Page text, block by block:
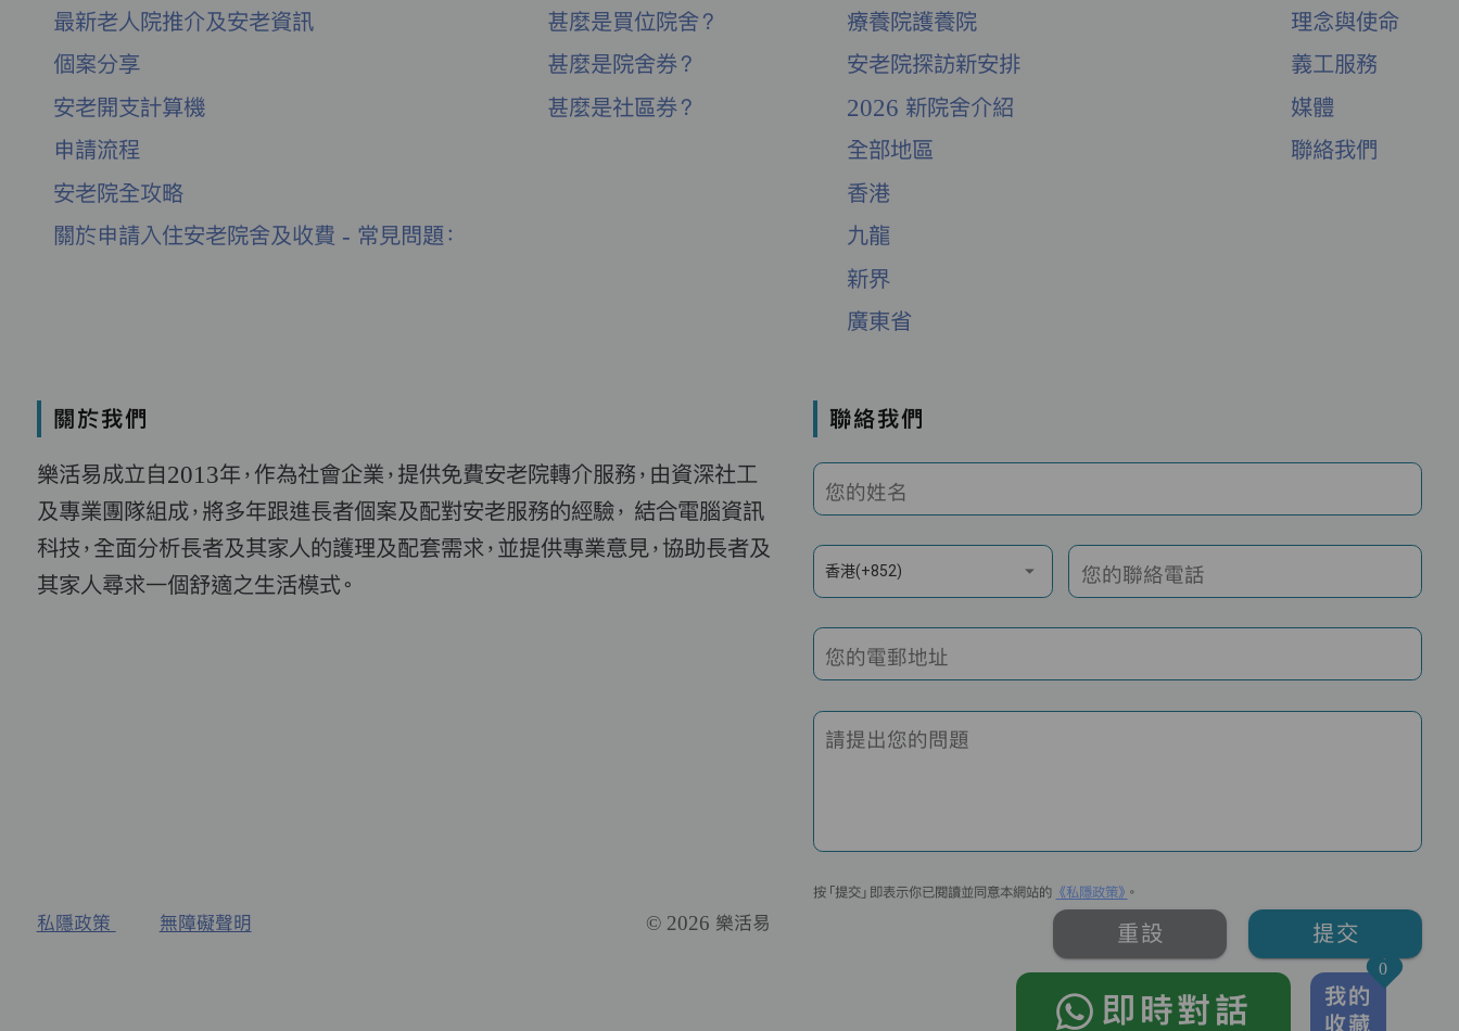
最新老人院推介及安老資訊
個案分享
安老開支計算機
申請流程
安老院全攻略
關於申請入住安老院舍及收費 - 常見問題：
甚麼是買位院舍？
甚麼是院舍券？
甚麼是社區券？
療養院護養院
安老院探訪新安排
2026 新院舍介紹
全部地區
香港
九龍
新界
廣東省
理念與使命
義工服務
媒體
聯絡我們
關於我們
樂活易成立自2013年，作為社會企業，提供免費安老院轉介服務，由資深社工
及專業團隊組成，將多年跟進長者個案及配對安老服務的經驗， 結合電腦資訊
科技，全面分析長者及其家人的護理及配套需求，並提供專業意見，協助長者及
其家人尋求一個舒適之生活模式。
私隱政策 無障礙聲明 © 2026 樂活易
聯絡我們
您的姓名
香港(+852) 您的聯絡電話
您的電郵地址
請提出您的問題
按「提交」即表示你已閱讀並同意本網站的 《私隱政策》 。
重設 提交
即時對話
我的
收藏
0